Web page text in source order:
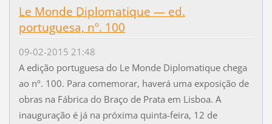
Le Monde Diplomatique — ed.
portuguesa, nº. 100
09-02-2015 21:48
A edição portuguesa do Le Monde Diplomatique chega
ao nº. 100. Para comemorar, haverá uma exposição de
obras na Fábrica do Braço de Prata em Lisboa. A
inauguração é já na próxima quinta-feira, 12 de